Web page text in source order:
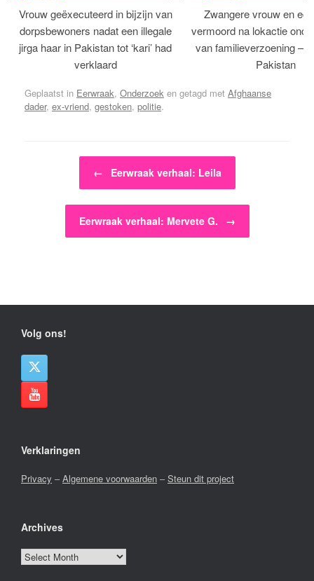
Vrouw geëxecuteerd in bijzijn van
dorpsbewoners nadat een illegale
jirga haar in Pakistan tot ‘kari’ had
verklaard
Zwangere vrouw en
vermoord na lokactie
van familieverzoening –
Pakistan
Geplaatst in Eerwraak, Onderzoek en getagd met Afghaanse
dader, ex-vriend, gestoken, politie.
Bericht navigatie
← Eerwraak verhaal: Leila
Eerwraak verhaal: Mervete G. →
Volg ons!
Verklaringen
Privacy –Algemene voorwaarden –Steun dit project
Archives
Archives